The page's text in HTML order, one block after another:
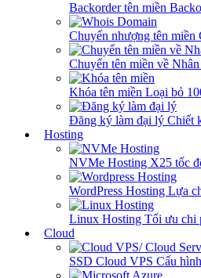
Backorder tên miền
Chuyển nhượng tên miền
Chuyển tên miền về
Khóa tên miền Loại bỏ
Đăng ký làm đại lý Chiết
Hosting
NVMe Hosting X25 tốc
WordPress Hosting Lựa
Linux Hosting Tối ưu chi
Cloud
SSD Cloud VPS Cấu